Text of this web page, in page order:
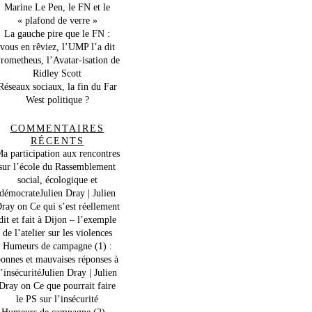
Marine Le Pen, le FN et le
« plafond de verre »
La gauche pire que le FN :
vous en rêviez, l’UMP l’a dit
l’Avatar-isation de
Ridley Scott
sociaux, la fin du Far
West politique ?
COMMENTAIRES
RÉCENTS
participation aux rencontres
l’école du Rassemblement
social, écologique et
démocrateJulien Dray | Julien
on Ce qui s’est réellement
et fait à Dijon – l’exemple
de l’atelier sur les violences
Humeurs de campagne (1) :
et mauvaises réponses à
Dray | Julien
on Ce que pourrait faire
le PS sur l’insécurité